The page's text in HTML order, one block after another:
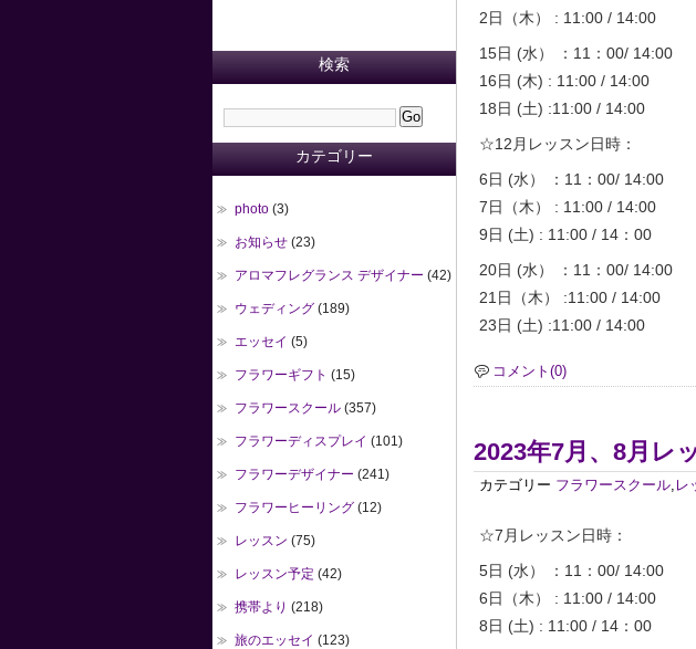
2日（木） : 11:00 / 14:00
15日 (水） ：11：00/ 14:00
16日 (木) : 11:00 / 14:00
18日 (土) :11:00 / 14:00
☆12月レッスン日時：
6日 (水） ：11：00/ 14:00
7日（木） : 11:00 / 14:00
9日 (土) : 11:00 / 14：00
20日 (水） ：11：00/ 14:00
21日（木） :11:00 / 14:00
23日 (土) :11:00 / 14:00
コメント(0)
2023年7月、8月レ
カテゴリー フラワースクール, レ
☆7月レッスン日時：
5日 (水） ：11：00/ 14:00
6日（木） : 11:00 / 14:00
8日 (土) : 11:00 / 14：00
検索
カテゴリー
photo (3)
お知らせ (23)
アロマフレグランス デザイナー (42)
ウェディング (189)
エッセイ (5)
フラワーギフト (15)
フラワースクール (357)
フラワーディスプレイ (101)
フラワーデザイナー (241)
フラワーヒーリング (12)
レッスン (75)
レッスン予定 (42)
携帯より (218)
旅のエッセイ (123)